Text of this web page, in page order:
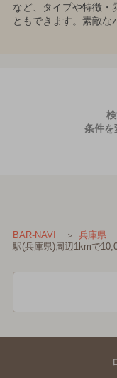
など、タイプや特徴・
ともできます。素敵な
条件を
BAR-NAVI 兵庫県
駅(兵庫県)周辺1kmで